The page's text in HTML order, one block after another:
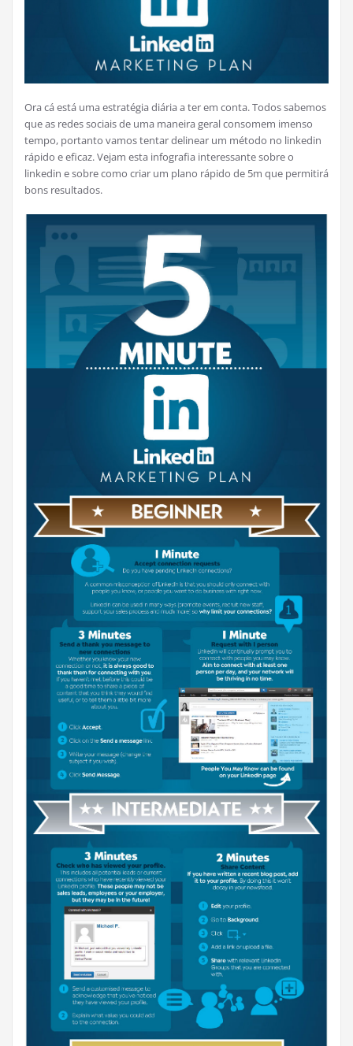
Ora cá está uma estratégia diária a ter em conta. Todos sabemos
que as redes sociais de uma maneira geral consomem imenso
tempo, portanto vamos tentar delinear um método no linkedin
rápido e eficaz. Vejam esta infografia interessante sobre o
linkedin e sobre como criar um plano rápido de 5m que permitirá
bons resultados.